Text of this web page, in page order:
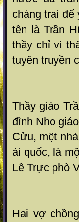
chàng trai để
tên là Trần
thầy chỉ vì
tuyên truyền
Thầy giáo
đình Nho
Cửu, một
ái quốc, là
Lê Trực phò
Hai vợ